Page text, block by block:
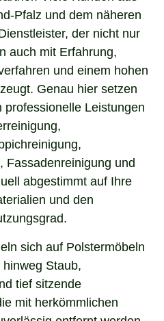
Pfalz und dem näheren
der nicht nur
auch mit Erfahrung,
und einem hohen
Genau hier setzen
professionelle Leistungen
Fassadenreinigung und
abgestimmt auf Ihre
und den
sich auf Polstermöbeln
Staub,
tief sitzende
mit herkömmlichen
entfernt werden